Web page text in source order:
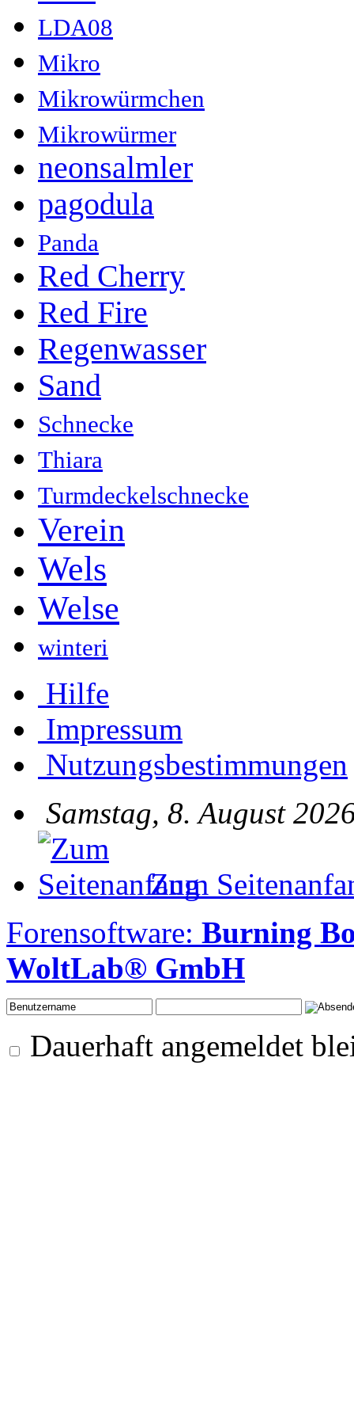
LDA08
Mikro
Mikrowürmchen
Mikrowürmer
neonsalmler
pagodula
Panda
Red Cherry
Red Fire
Regenwasser
Sand
Schnecke
Thiara
Turmdeckelschnecke
Verein
Wels
Welse
winteri
Hilfe
Impressum
Nutzungsbestimmungen
Samstag, 8. August
Zum
Forensoftware: Burning
WoltLab® GmbH
Dauerhaft angemeldet